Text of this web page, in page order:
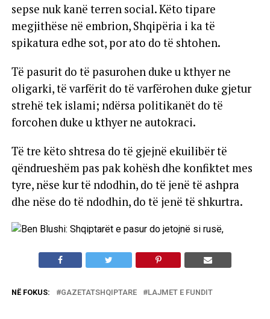
sepse nuk kanë terren social. Këto tipare
megjithëse në embrion, Shqipëria i ka të
spikatura edhe sot, por ato do të shtohen.
Të pasurit do të pasurohen duke u kthyer ne
oligarki, të varfërit do të varfërohen duke gjetur
strehë tek islami; ndërsa politikanët do të
forcohen duke u kthyer ne autokraci.
Të tre këto shtresa do të gjejnë ekuilibër të
qëndrueshëm pas pak kohësh dhe konfiktet mes
tyre, nëse kur të ndodhin, do të jenë të ashpra
dhe nëse do të ndodhin, do të jenë të shkurtra.
NË FOKUS: GAZETATSHQIPTARE LAJMET E FUNDIT